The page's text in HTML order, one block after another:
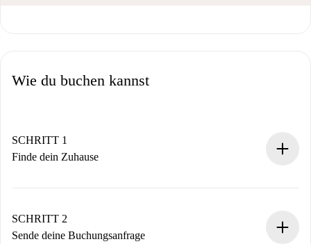
Wie du buchen kannst
SCHRITT 1
Finde dein Zuhause
Du erhältst alle notwendigen Informationen im Voraus.
SCHRITT 2
Sende deine Buchungsanfrage